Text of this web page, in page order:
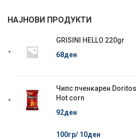
НАЈНОВИ ПРОДУКТИ
GRISINI HELLO 220gr
68ден
Чипс пченкарен
Hot corn
92ден
100гр/ 10ден